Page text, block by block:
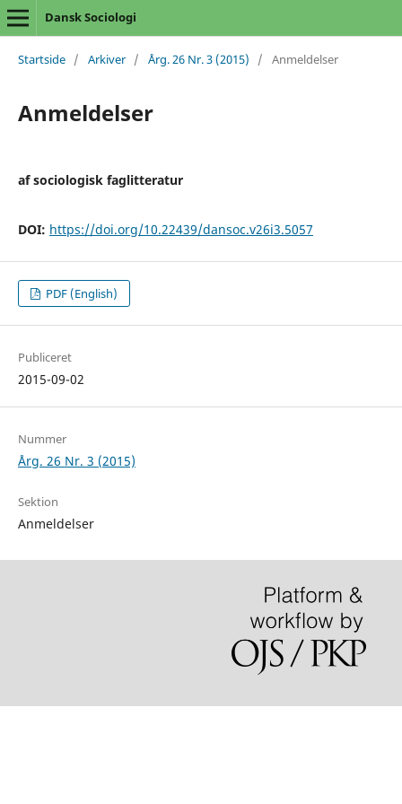
Dansk Sociologi
Startside / Arkiver / Årg. 26 Nr. 3 (2015) / Anmeldelser
Anmeldelser
af sociologisk faglitteratur
DOI: https://doi.org/10.22439/dansoc.v26i3.5057
PDF (English)
Publiceret
2015-09-02
Nummer
Årg. 26 Nr. 3 (2015)
Sektion
Anmeldelser